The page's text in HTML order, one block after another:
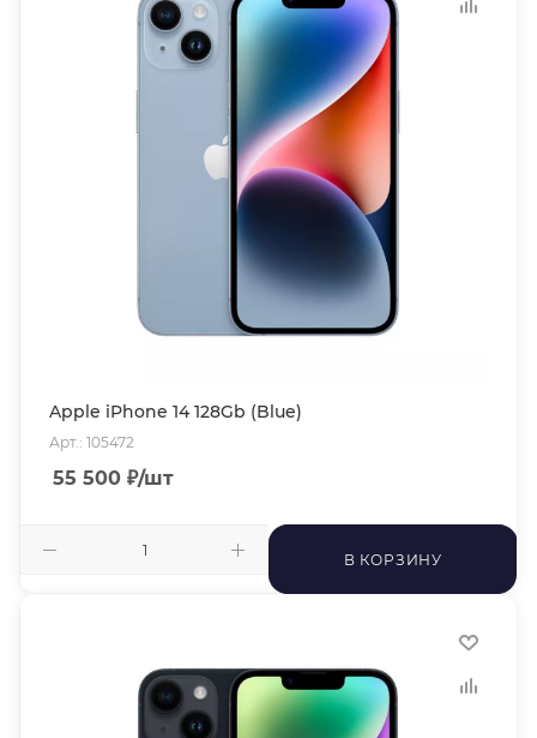
Apple iPhone 14 128Gb (Blue)
Арт.: 105472
55 500 ₽/шт
В КОРЗИНУ